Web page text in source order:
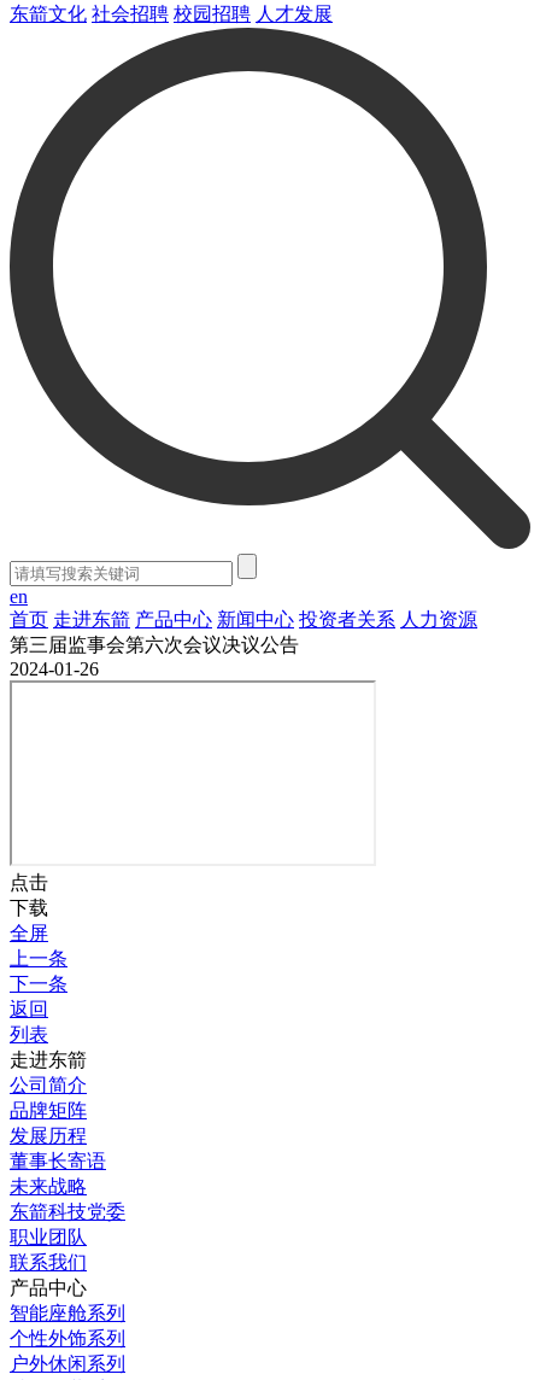
东箭文化 社会招聘 校园招聘 人才发展
en
首页 走进东箭 产品中心 新闻中心 投资者关系 人力资源
第三届监事会第六次会议决议公告
2024-01-26
点击
下载
全屏
上一条
下一条
返回
列表
走进东箭
公司简介
品牌矩阵
发展历程
董事长寄语
未来战略
东箭科技党委
职业团队
联系我们
产品中心
智能座舱系列
个性外饰系列
户外休闲系列